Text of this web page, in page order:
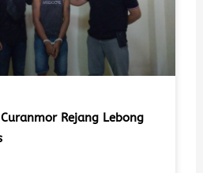
Rejang Lebong